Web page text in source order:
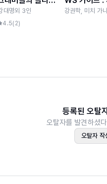
서비스를 위해 많은 커넥션 수에
을 이용한 탄력적인 서비스
이야기
대명외 3인
4.5( 2)
썬과 Boto로
강권학, 미치 가
등록된 오탈
오탈자를 발견하셨
오탈자 작